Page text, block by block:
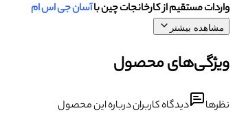
واردات مستقیم از کارخانجات چین باآسان جی اس ام
مشاهده بیشتر
ویژگی‌های محصول
نظرها دیدگاه کاربران درباره این محصول